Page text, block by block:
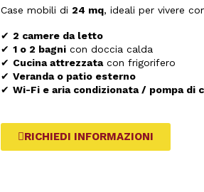
Case mobili di 24 mq, ideali per vivere
✔ 2 camere da letto
✔ 1 o 2 bagni con doccia calda
✔ Cucina attrezzatacon frigorifero
✔ Veranda o patio esterno
✔ Wi-Fi e aria condizionata / pompa di
RICHIEDI INFORMAZIONI